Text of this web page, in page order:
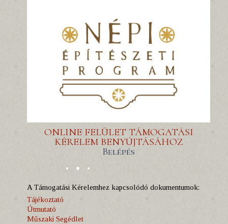
ONLINE FELÜLET TÁMOGATÁSI
KÉRELEM BENYÚJTÁSÁHOZ
Belépés
A Támogatási Kérelemhez kapcsolódó dokumentumok:
Tájékoztató
Útmutató
Műszaki Segédlet